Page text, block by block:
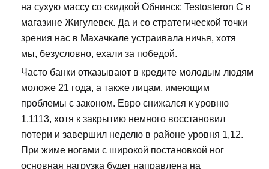
на сухую массу со скидкой Обнинск: Testosteron C в
магазине Жигулевск. Да и со стратегической точки
зрения нас в Махачкале устраивала ничья, хотя
мы, безусловно, ехали за победой.
Часто банки отказывают в кредите молодым людям
моложе 21 года, а также лицам, имеющим
проблемы с законом. Евро снижался к уровню
1,1113, хотя к закрытию немного восстановил
потери и завершил неделю в районе уровня 1,12.
При жиме ногами с широкой постановкой ног
основная нагрузка будет направлена на